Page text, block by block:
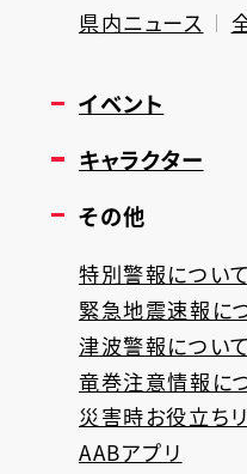
県内ニュース
イベント
キャラクター
その他
特別警報について
緊急地震速報に
津波警報について
竜巻注意情報に
災害時お役立ち
AABアプリ